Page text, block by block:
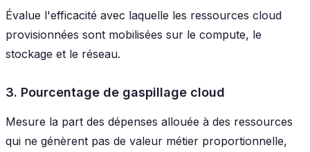
Évalue l'efficacité avec laquelle les ressources cloud
provisionnées sont mobilisées sur le compute, le
stockage et le réseau.
3. Pourcentage de gaspillage cloud
Mesure la part des dépenses allouée à des ressources
qui ne génèrent pas de valeur métier proportionnelle,